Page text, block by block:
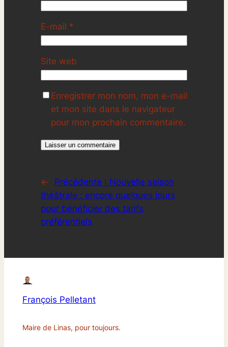
E-mail *
Site web
Enregistrer mon nom, mon e-mail
et mon site dans le navigateur
pour mon prochain commentaire.
← Précédente : Nouvelle saison
théâtrale : encore quelques jours
pour bénéficier des tarifs
préférentiels
François Pelletant
Maire de Linas, pour toujours.